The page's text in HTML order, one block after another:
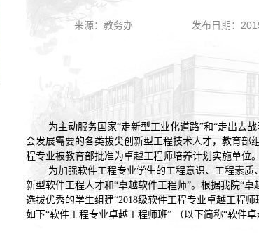
来源：教务办 发布日期：
为主动服务国家“走新型工业化道路”和“走出去
会发展需要的各类拔尖创新型工程技术人才，教育部
程专业被教育部批准为卓越工程师培养计划实施单位。
为加强软件工程专业学生的工程意识、工程素
新型软件工程人才和“卓越软件工程师”。根据我院“卓
选拔优秀的学生组建“2018级软件工程专业卓越工程师
如下“软件工程专业卓越工程师班” （以下简称“软件卓